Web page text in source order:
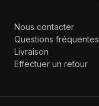
Nous contacter
Questions fréquentes
Livraison
Effectuer un retour